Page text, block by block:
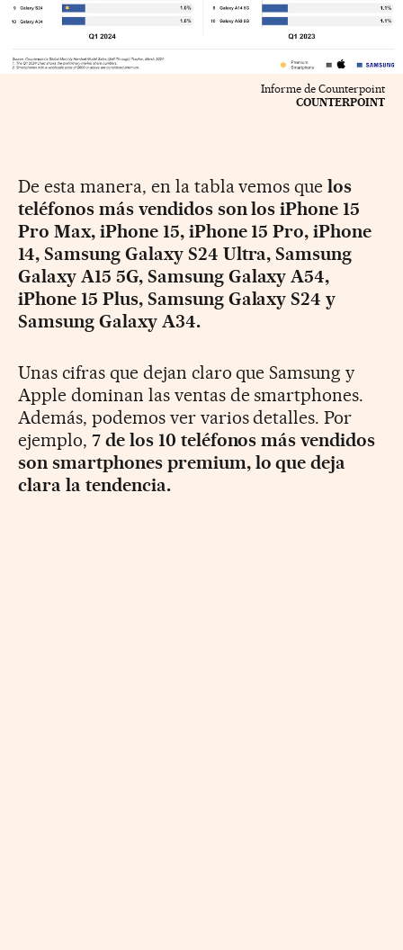
Informe de Counterpoint
COUNTERPOINT
De esta manera, en la tabla vemos quelos
teléfonos más vendidos son los iPhone 15
Pro Max, iPhone 15, iPhone 15 Pro, iPhone
14, Samsung Galaxy S24 Ultra, Samsung
Galaxy A15 5G, Samsung Galaxy A54,
iPhone 15 Plus, Samsung Galaxy S24 y
Samsung Galaxy A34.
Unas cifras que dejan claro que Samsung y
Apple dominan las ventas de smartphones.
Además, podemos ver varios detalles. Por
ejemplo, 7 de los 10 teléfonos más vendidos
son smartphones premium, lo que deja
clara la tendencia.